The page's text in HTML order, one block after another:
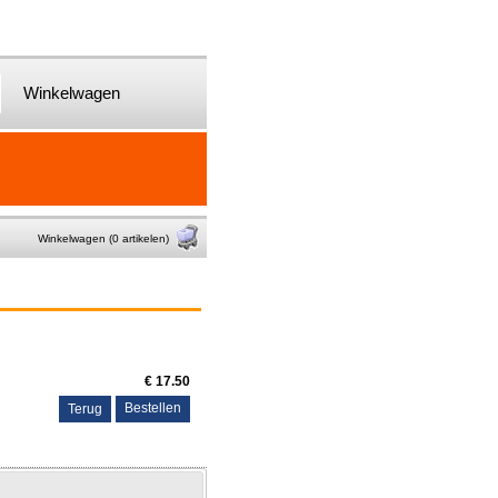
Winkelwagen
Winkelwagen (0 artikelen)
€ 17.50
Terug